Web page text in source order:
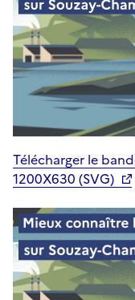
Télécharger le
1200X630 (SVG)